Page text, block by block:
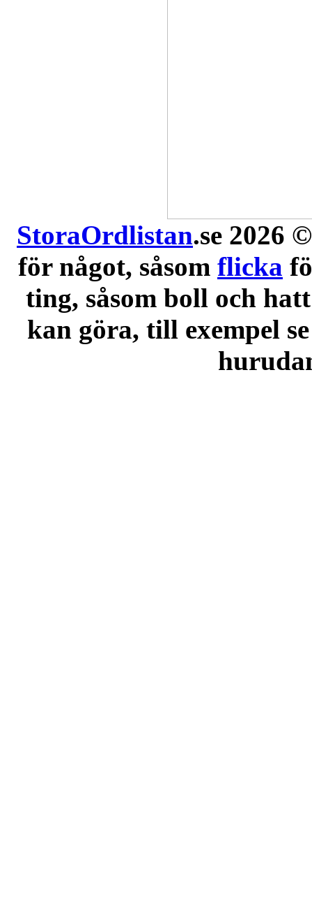
StoraOrdlistan.se 2026
för något, såsom flicka
ting, såsom boll och
kan göra, till exempel